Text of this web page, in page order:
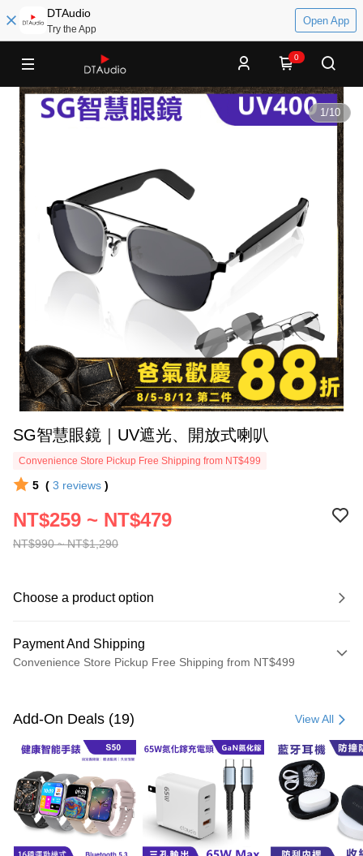
DTAudio
Try the App
Open App
0
1/10
SG智慧眼鏡｜UV遮光、開放式喇叭
Convenience Store Pickup Free Shipping from NT$499
5 ( 3 reviews )
NT$990 ~ NT$1,290
NT$259 ~ NT$479
Choose a product option
Payment And Shipping
Convenience Store Pickup Free Shipping from NT$499
Credit Card (Full Payment)
Convenience Store Pickup and Pay
LINE Pay
Apple Pay
JKOPAY
Add-On Deals (19) View All